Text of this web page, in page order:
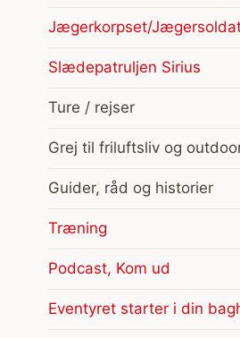
Jægerkorpset/
Slædepatruljen Sirius
Ture / rejser
Grej til friluftsliv og
Guider, råd og historier
Træning
Podcast, Kom ud
Eventyret starter i din